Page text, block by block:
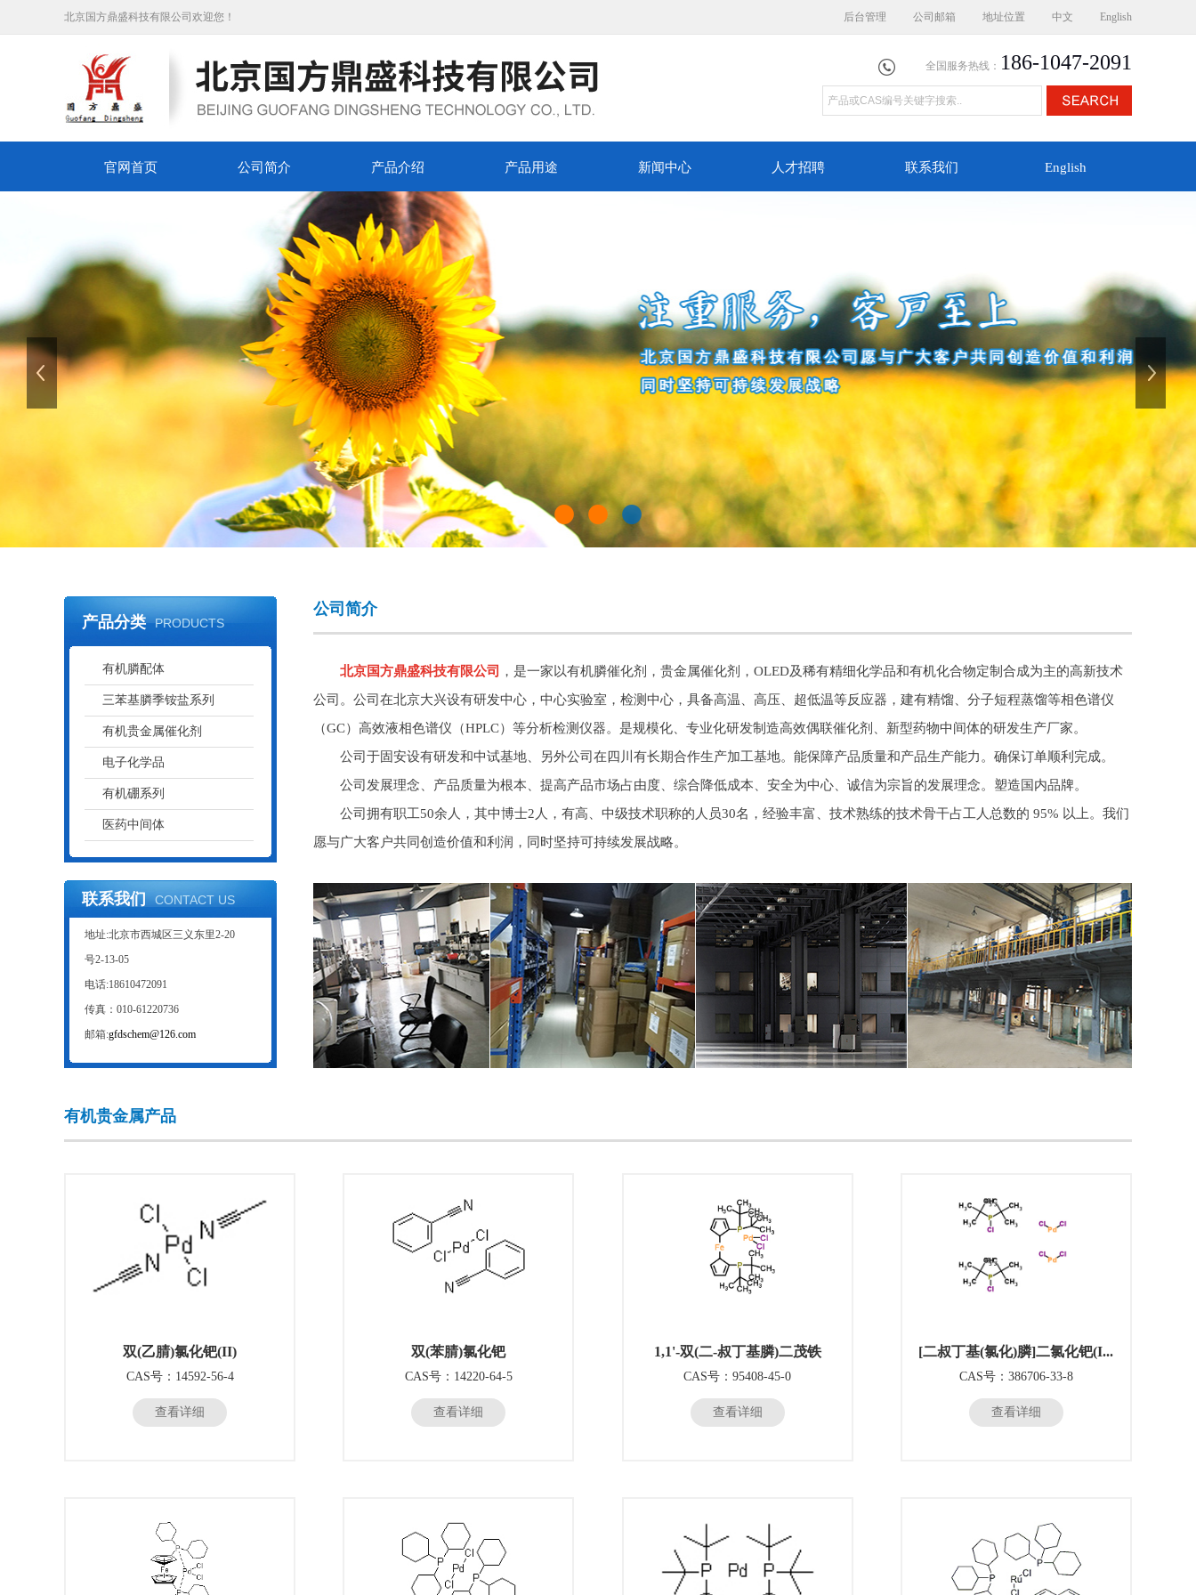
北京国方鼎盛科技有限公司 欢迎您！ 后台管理 公司邮箱 地址位置 中文 English
全国服务热线： 186-1047-2091
官网首页 公司简介 产品介绍 产品用途 新闻中心 人才招聘 联系我们 English
•••
产品分类 PRODUCTS
有机膦配体
三苯基膦季铵盐系列
有机贵金属催化剂
电子化学品
有机硼系列
医药中间体
联系我们 CONTACT US
地址:北京市西城区三义东里2-20
号2-13-05
电话:18610472091
传真：010-61220736
邮箱:gfdschem@126.com
公司简介
北京国方鼎盛科技有限公司
，是一家以有机膦催化剂，贵金属催化剂，OLED及稀有精细化学品和有机化合物定制合成为主的高新技术
公司。公司在北京大兴设有研发中心，中心实验室，检测中心，具备高温、高压、超低温等反应器，建有精馏、分子短程蒸馏等相色谱仪
（GC）高效液相色谱仪（HPLC）等分析检测仪器。是规模化、专业化研发制造高效偶联催化剂、新型药物中间体的研发生产厂家。
公司于固安设有研发和中试基地、另外公司在四川有长期合作生产加工基地。能保障产品质量和产品生产能力。确保订单顺利完成。
公司发展理念、产品质量为根本、提高产品市场占由度、综合降低成本、安全为中心、诚信为宗旨的发展理念。塑造国内品牌。
公司拥有职工50余人，其中博士2人，有高、中级技术职称的人员30名，经验丰富、技术熟练的技术骨干占工人总数的 95% 以上。我们
愿与广大客户共同创造价值和利润，同时坚持可持续发展战略。
有机贵金属产品
双(乙腈)氯化钯(II)
CAS号：14592-56-4
查看详细
双(苯腈)氯化钯
CAS号：14220-64-5
查看详细
1,1'-双(二-叔丁基膦)二茂铁
CAS号：95408-45-0
查看详细
[二叔丁基(氯化)膦]二氯化钯(I...
CAS号：386706-33-8
查看详细